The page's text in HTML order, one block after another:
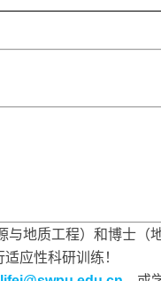
地质工程）和博士（
应性科研训练！